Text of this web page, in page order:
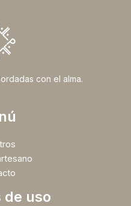
con el alma.
de uso